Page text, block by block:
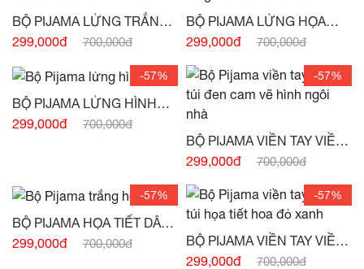
BỘ PIJAMA LỬNG TRẮNG
VẼ TONE XANH ĐỎ -
299,000đ 700,000đ
BỘ PIJAMA LỬNG HỌA
TIẾT CÔ GÁI TONE XANH
299,000đ 700,000đ
-57%
BỘ PIJAMA LỬNG HÌNH
CHỮ -(HẾT HÀNG)
299,000đ 700,000đ
-57%
BỘ PIJAMA VIỀN TAY VIỀN
TÚI ĐEN CAM VẼ HÌNH
299,000đ 700,000đ
-57%
BỘ PIJAMA HỌA TIẾT DÂU
TÂY -(HẾT HÀNG)
299,000đ 700,000đ
-57%
BỘ PIJAMA VIỀN TAY VIỀN
TÚI HỌA TIẾT HOA ĐỎ
299,000đ 700,000đ